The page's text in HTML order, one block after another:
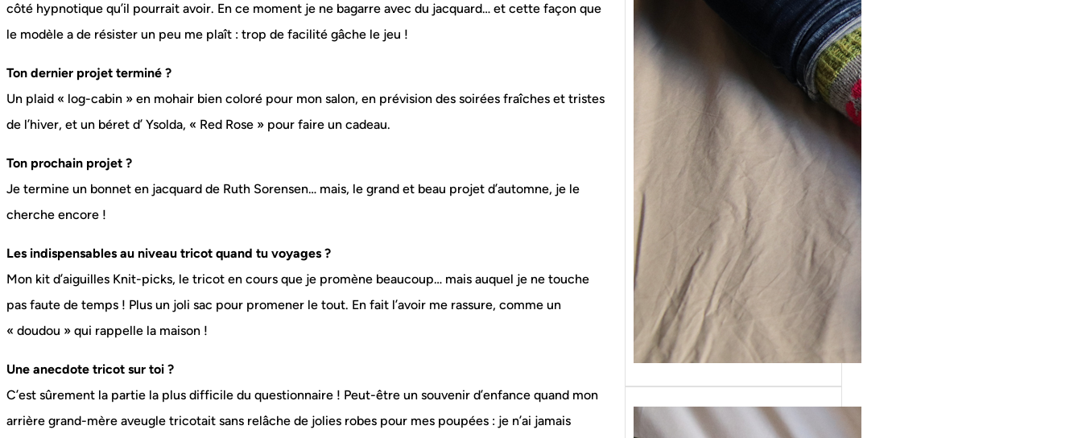
côté hypnotique qu’il pourrait avoir. En ce moment je ne bagarre avec du jacquard… et cette façon que
le modèle a de résister un peu me plaît : trop de facilité gâche le jeu !
Ton dernier projet terminé ?
Un plaid « log-cabin » en mohair bien coloré pour mon salon, en prévision des soirées fraîches et tristes
de l’hiver, et un béret d’ Ysolda, « Red Rose » pour faire un cadeau.
Ton prochain projet ?
Je termine un bonnet en jacquard de Ruth Sorensen… mais, le grand et beau projet d’automne, je le
cherche encore !
Les indispensables au niveau tricot quand tu voyages ?
Mon kit d’aiguilles Knit-picks, le tricot en cours que je promène beaucoup… mais auquel je ne touche
pas faute de temps ! Plus un joli sac pour promener le tout. En fait l’avoir me rassure, comme un
« doudou » qui rappelle la maison !
Une anecdote tricot sur toi ?
C’est sûrement la partie la plus difficile du questionnaire ! Peut-être un souvenir d’enfance quand mon
arrière grand-mère aveugle tricotait sans relâche de jolies robes pour mes poupées : je n’ai jamais
{Tricot} Flower
power socks
Ce patron a été
initialement créé pour les
membres de…